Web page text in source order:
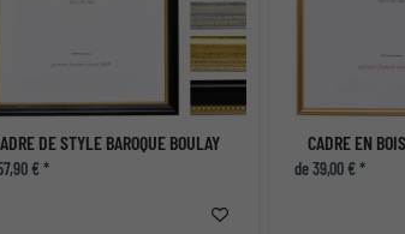
DE STYLE BAROQUE BOULAY
€ * de 39,00 € *